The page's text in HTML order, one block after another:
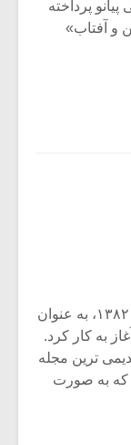
پرداخته
و آفتاب»
مجله آنلاین «گفتگوی هارمونیک» در سال ۱۳۸۲، به عنوان
به کار کرد.
ترین مجله
که به صورت